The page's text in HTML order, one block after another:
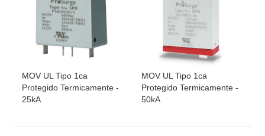
MOV UL Tipo 1ca
Protegido Termicamente -
25kA
MOV UL Tipo 1ca
Protegido Termicamente -
50kA